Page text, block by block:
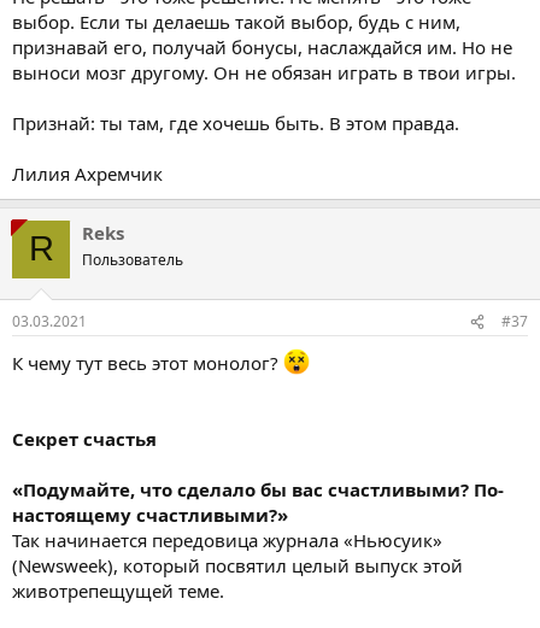
выбор. Если ты делаешь такой выбор, будь с ним,
признавай его, получай бонусы, наслаждайся им. Но не
выноси мозг другому. Он не обязан играть в твои игры.
Признай: ты там, где хочешь быть. В этом правда.
Лилия Ахремчик
R Reks
Пользователь
03.03.2021 #37
К чему тут весь этот монолог?
Секрет счастья
«Подумайте, что сделало бы вас счастливыми? По-
настоящему счастливыми?»
Так начинается передовица журнала «Ньюсуик»
(Newsweek), который посвятил целый выпуск этой
животрепещущей теме.